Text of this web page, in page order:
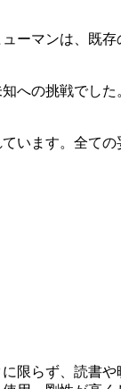
ーマンは、既存
への挑戦でし
います。全て
限らず、読書